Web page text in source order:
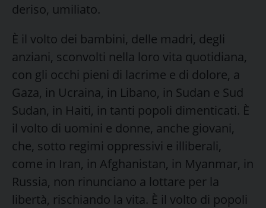
deriso, umiliato.
È il volto dei bambini, delle madri, degli
anziani, sconvolti nella loro vita quotidiana,
con gli occhi pieni di lacrime e di dolore, a
Gaza, in Ucraina, in Libano, in Sudan e Sud
Sudan, in Haiti, in tanti popoli dimenticati. È
il volto di uomini e donne, anche giovani,
che, sotto regimi oppressivi e illiberali,
come in Iran, in Afghanistan, in Myanmar, in
Russia, non rinunciano a lottare per la
libertà, rischiando la vita. È il volto di popoli